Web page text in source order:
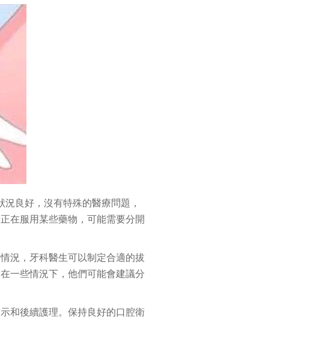
良好，沒有特殊的醫療問題，
在服用某些藥物，可能需要分開
況，牙科醫生可以制定合適的拔
一些情況下，他們可能會建議分
和後續護理。保持良好的口腔衛